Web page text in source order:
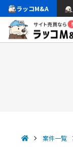
ラッコM&A
案件一覧